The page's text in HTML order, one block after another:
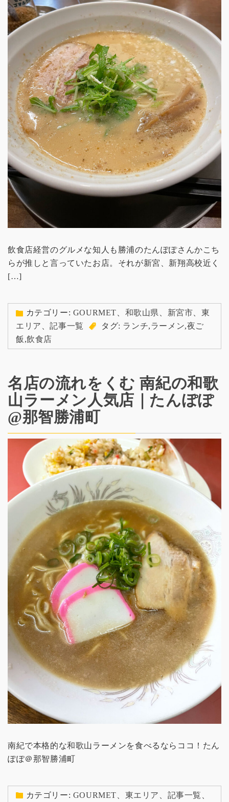
飲食店経営のグルメな知人も勝浦のたんぽぽさんかこち
らが推しと言っていたお店。それが新宮、新翔高校近く
[…]
カテゴリー: GOURMET 和歌山県 新宮市 、東
エリア
、記事一覧 タグ: ランチ,ラーメン,夜ご
飯 ,飲食店
名店の流れをくむ 南紀の和歌
山ラーメン人気店｜たんぽぽ
@那智勝浦町
南紀で本格的な和歌山ラーメンを食べるならココ！たん
ぽぽ＠那智勝浦町
カテゴリー: GOURMET 東エリア 記事一覧